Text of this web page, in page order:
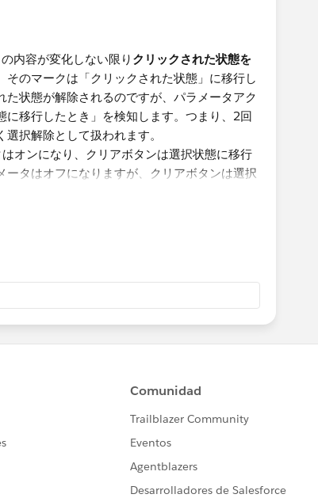
内容が変化しない限り クリックされた状態を
のマークは「クリックされた状態」に移行し
状態が解除されるのですが、パラメータアク
移行したとき」を検知します。つまり、2回
択解除として扱われます。
オンになり、クリアボタンは選択状態に移行
タはオフになりますが、クリアボタンは選択
をクリックすると、クリアボタンは「選択」
デフォルトに戻りません。なので選択解除時